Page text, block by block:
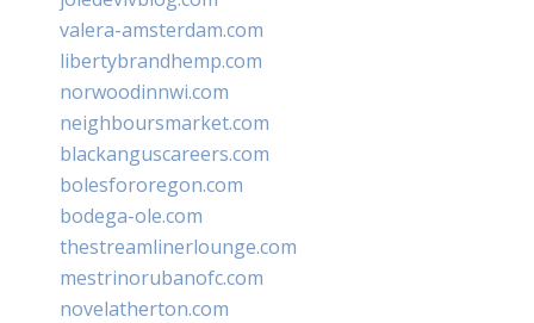
valera-amsterdam.com
libertybrandhemp.com
norwoodinnwi.com
neighboursmarket.com
blackanguscareers.com
bolesfororegon.com
bodega-ole.com
thestreamlinerlounge.com
mestrinorubanofc.com
novelatherton.com